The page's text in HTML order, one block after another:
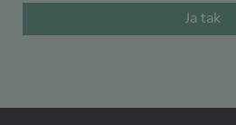
Ja tak